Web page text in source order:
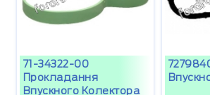
71-34322-00
Прокладання
Впускного Колектора